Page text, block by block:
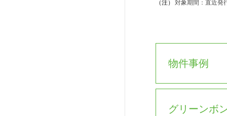
（注） 対象期間：直近発
物件事例
グリーンボ